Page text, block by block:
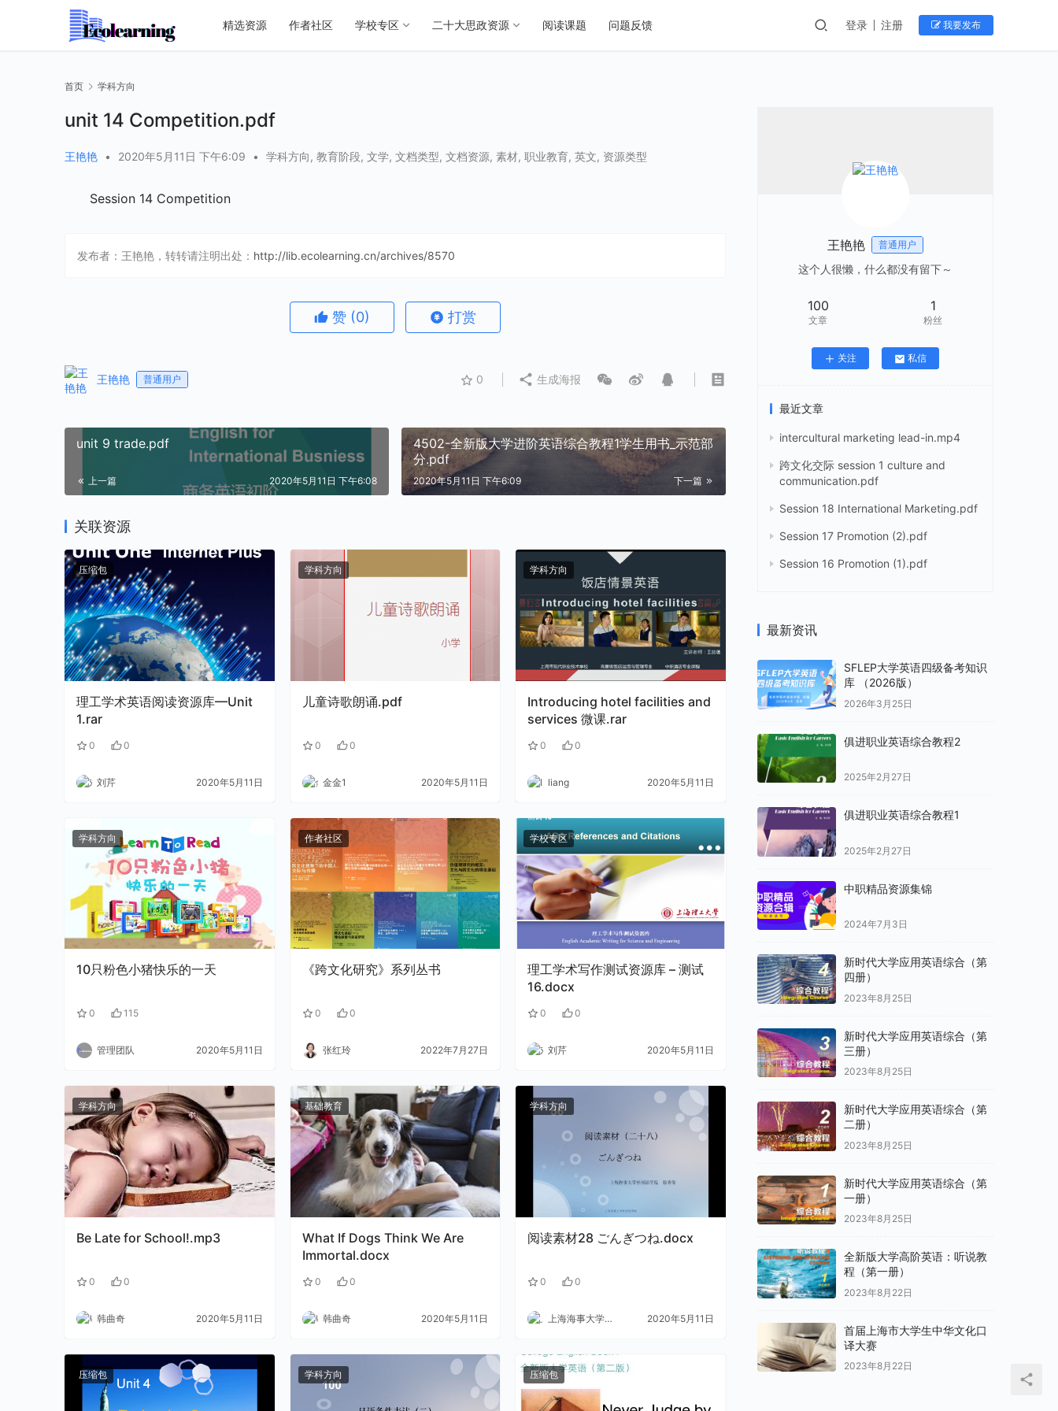
精选资源 作者社区 学校专区 二十大思政资源 阅读课题 问题反馈 登录 注册 我要发布
首页 学科方向
unit 14 Competition.pdf
王艳艳 • 2020年5月11日 下午6:09 • 学科方向, 教育阶段, 文学, 文档类型, 文档资源, 素材, 职业教育, 英文, 资源类型
Session 14 Competition
发布者：王艳艳，转转请注明出处： http://lib.ecolearning.cn/archives/8570
赞 (0) 打赏
王艳艳 普通用户 0 生成海报
unit 9 trade.pdf
上一篇 2020年5月11日 下午6:08
4502-全新版大学进阶英语综合教程1学生用书_示范部
分.pdf
下一篇
2020年5月11日 下午6:09
关联资源
压缩包
理工学术英语阅读资源库—Unit
1.rar
0 0
刘芹 2020年5月11日
学科方向
儿童诗歌朗诵.pdf
0 0
金金1 2020年5月11日
学科方向
Introducing hotel facilities and
services 微课.rar
0 0
liang 2020年5月11日
学科方向
10只粉色小猪快乐的一天
0 115
管理团队 2020年5月11日
作者社区
《跨文化研究》系列丛书
0 0
张红玲 2022年7月27日
学校专区
理工学术写作测试资源库 – 测试
16.docx
0 0
刘芹 2020年5月11日
学科方向
Be Late for School!.mp3
0 0
韩曲奇 2020年5月11日
基础教育
What If Dogs Think We Are
Immortal.docx
0 0
韩曲奇 2020年5月11日
学科方向
阅读素材28 ごんぎつね.docx
0 0
上海海事大学外语 2020年5月11日
压缩包 学科方向 压缩包
王艳艳 普通用户
这个人很懒，什么都没有留下～
100
文章
1
粉丝
关注 私信
最近文章
intercultural marketing lead-in.mp4
跨文化交际 session 1 culture and
communication.pdf
Session 18 International Marketing.pdf
Session 17 Promotion (2).pdf
Session 16 Promotion (1).pdf
最新资讯
SFLEP大学英语四级备考知识
库 （2026版）
2026年3月25日
俱进职业英语综合教程2
2025年2月27日
俱进职业英语综合教程1
2025年2月27日
中职精品资源集锦
2024年7月3日
新时代大学应用英语综合（第
四册）
2023年8月25日
新时代大学应用英语综合（第
三册）
2023年8月25日
新时代大学应用英语综合（第
二册）
2023年8月25日
新时代大学应用英语综合（第
一册）
2023年8月25日
全新版大学高阶英语：听说教
程（第一册）
2023年8月22日
首届上海市大学生中华文化口
译大赛
2023年8月22日